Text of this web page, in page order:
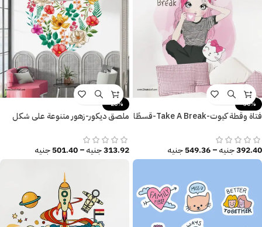
-30%
فتاة وقطة كيوت-Take A Break-قسطًا
392.40جنيه–
549.36جنيه
-20%
ملصق ديكور-زهور متنوعة على شكل
313.92جنيه–
501.40جنيه